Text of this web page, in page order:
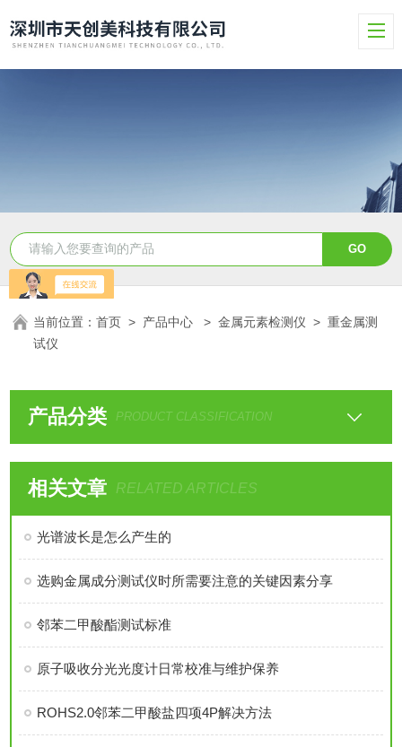
当前位置：首页 > 产品中心 >金属元素检测仪 >重金属测
试仪
产品分类 PRODUCT CLASSIFICATION
相关文章 RELATED ARTICLES
光谱波长是怎么产生的
选购金属成分测试仪时所需要注意的关键因素分享
邻苯二甲酸酯测试标准
原子吸收分光光度计日常校准与维护保养
ROHS2.0邻苯二甲酸盐四项4P解决方法